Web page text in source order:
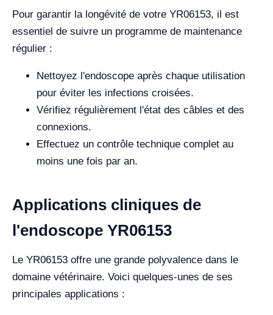
Pour garantir la longévité de votre YR06153, il est
essentiel de suivre un programme de maintenance
régulier :
Nettoyez l'endoscope après chaque utilisation
pour éviter les infections croisées.
Vérifiez régulièrement l'état des câbles et des
connexions.
Effectuez un contrôle technique complet au
moins une fois par an.
Applications cliniques de
l'endoscope YR06153
Le YR06153 offre une grande polyvalence dans le
domaine vétérinaire. Voici quelques-unes de ses
principales applications :